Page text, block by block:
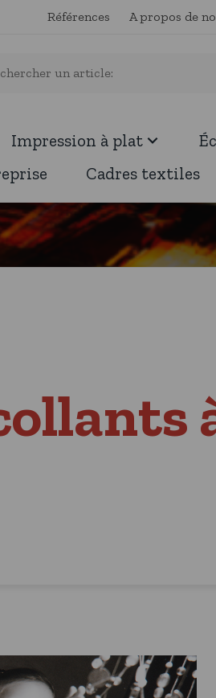
Références A propos de
Impression à plat
Cadres textiles